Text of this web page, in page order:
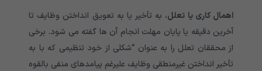
اهمال کاری یا تعلل، به تأخیر یا به تعویق انداختن وظایف تا
آخرین دقیقه یا پایان مهلت انجام آن ها گفته می شود. برخی
از محققان تعلل را به عنوان “شکلی از خود تنظیمی که با به
تأخیر انداختن غیرمنطقی وظایف علیرغم پیامدهای منفی بالقوه